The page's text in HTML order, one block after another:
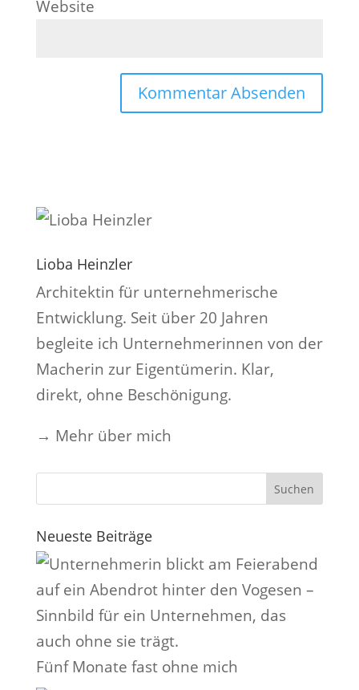
Website
Lioba Heinzler
Architektin für unternehmerische
Entwicklung. Seit über 20 Jahren
begleite ich Unternehmerinnen von der
Macherin zur Eigentümerin. Klar,
direkt, ohne Beschönigung.
→ Mehr über mich
Neueste Beiträge
Fünf Monate fast ohne mich